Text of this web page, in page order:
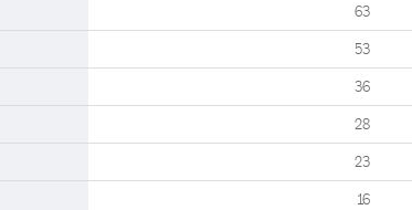
63
53
36
28
23
16